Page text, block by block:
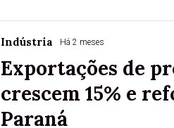
Indústria Há 2 meses
Exportações de
crescem 15% e
Paraná